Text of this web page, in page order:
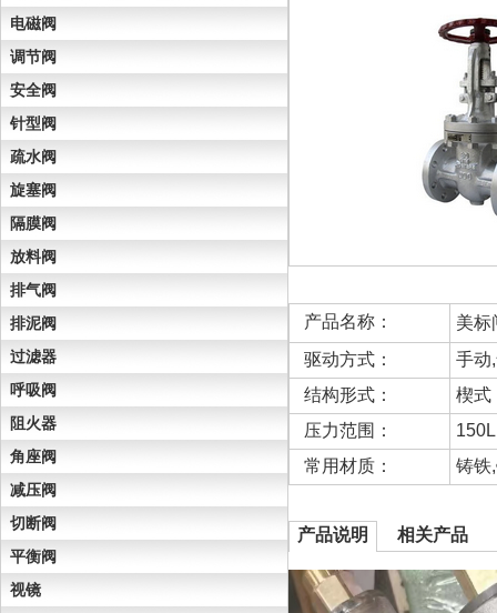
电磁阀
调节阀
安全阀
针型阀
疏水阀
旋塞阀
隔膜阀
放料阀
排气阀
排泥阀
过滤器
呼吸阀
阻火器
角座阀
减压阀
切断阀
平衡阀
视镜
产品名称：
美标
驱动方式：
手动
结构形式：
楔式
压力范围：
常用材质：
铸铁
产品说明 相关产品